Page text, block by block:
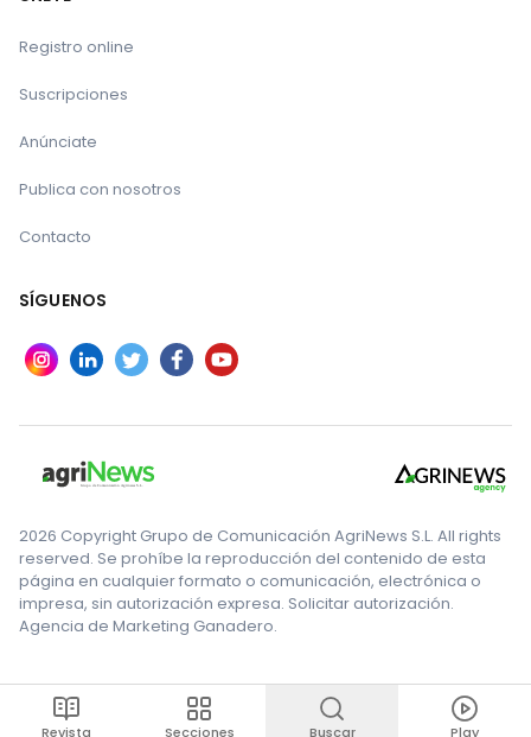
Revista Secciones Buscar Play
Registro online
Suscripciones
Anúnciate
Publica con nosotros
Contacto
SÍGUENOS
2026 Copyright Grupo de Comunicación AgriNews S.L. All rights
reserved. Se prohíbe la reproducción del contenido de esta
página en cualquier formato o comunicación, electrónica o
impresa, sin autorización expresa. Solicitar autorización.
Agencia de Marketing Ganadero.